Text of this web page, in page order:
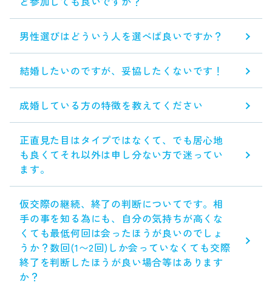
男性選びはどういう人を選べば良いですか？
結婚したいのですが、妥協したくないです！
成婚している方の特徴を教えてください
正直見た目はタイプではなくて、でも居心地
も良くてそれ以外は申し分ない方で迷ってい
ます。
仮交際の継続、終了の判断についてです。相
手の事を知る為にも、自分の気持ちが高くな
くても最低何回は会ったほうが良いのでしょ
うか？数回(1〜2回)しか会っていなくても交際
終了を判断したほうが良い場合等はあります
か？